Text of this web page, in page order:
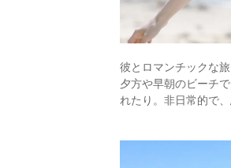
彼とロマンチックな
夕方や早朝のビーチ
れたり。非日常的で